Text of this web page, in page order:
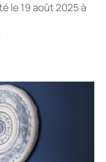
le 19 août 2025 à
·